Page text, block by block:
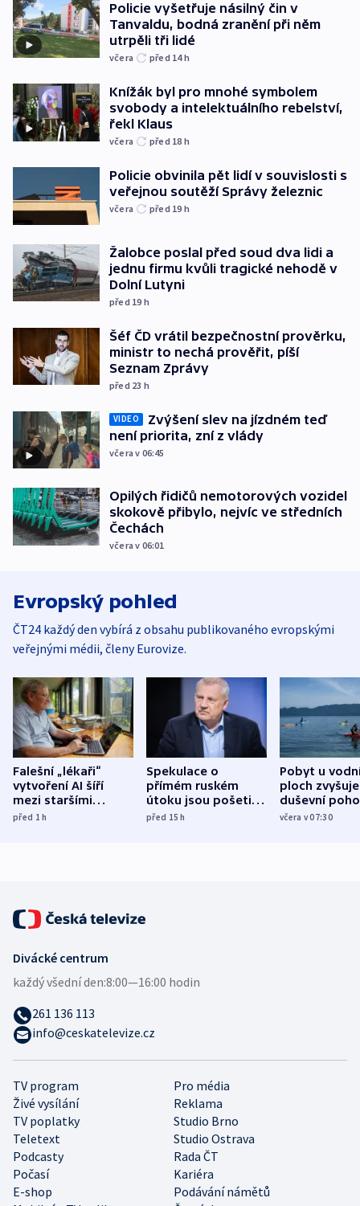
Policie vyšetřuje násilný čin v
Tanvaldu, bodná zranění při něm
utrpěli tři lidé
včera před 14h
Knížák byl pro mnohé symbolem
svobody a intelektuálního rebelství,
řekl Klaus
včera před 18 h
Policie obvinila pět lidí v souvislosti s
veřejnou soutěží Správy železnic
včera před 19 h
Žalobce poslal před soud dva lidi a
jednu firmu kvůli tragické nehodě v
Dolní Lutyni
před 19 h
Šéf ČD vrátil bezpečnostní prověrku,
ministr to nechá prověřit, píší
Seznam Zprávy
před 23 h
VIDEO
Zvýšení slev na jízdném teď
není priorita, zní z vlády
včera v 06:45
Opilých řidičů nemotorových vozidel
skokově přibylo, nejvíc ve středních
Čechách
včera v 06:01
Evropský pohled
ČT24 každý den vybírá z obsahu publikovaného evropskými
veřejnými médii, členy Eurovize.
Falešní „lékaři“
vytvoření AI šíří
mezi staršími
Poláky nebezpečné
před 1h
Spekulace o
přímém ruském
útoku jsou pošetilé,
míní estonský
před 15h
Pobyt u
ploch zvyšuje
duševní
ukázala
včera v 07:30
TV program
Pro média
Živé vysílání
Reklama
TV poplatky
Studio Brno
Teletext
Studio Ostrava
Podcasty
Rada ČT
Počasí
Kariéra
E-shop
Podávání námětů
Divácké centrum
každý všední den:8:00—16:00 hodin
261 136 113
info@ceskatelevize.cz